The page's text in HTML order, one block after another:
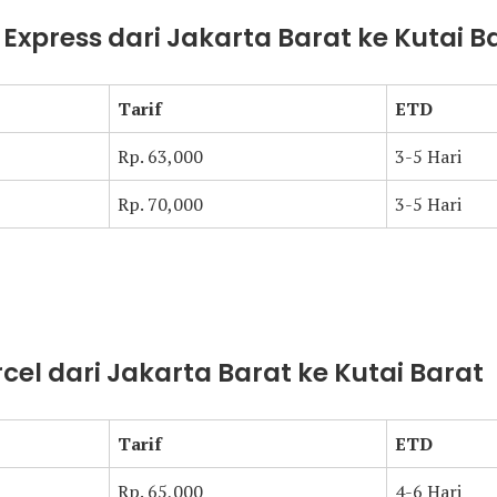
dari Jakarta Barat ke Kutai
Tarif
ETD
Rp. 63,000
3-5 Hari
Rp. 70,000
3-5 Hari
dari Jakarta Barat ke Kutai Barat
Tarif
ETD
Rp. 65,000
4-6 Hari